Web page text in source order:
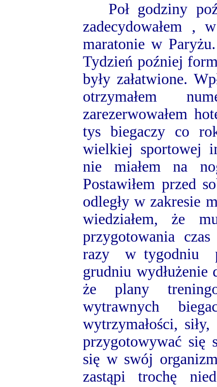
Poł godziny
zadecydowałem ,
maratonie w
Tydzień poźniej
były załatwione.
otrzymałem
zarezerwowałem
tys biegaczy co
wielkiej sportowej
nie miałem na
Postawiłem przed
odległy w
wiedziałem, że
przygotowania
razy w tygodniu
grudniu wydłużenie
że plany
wytrawnych
wytrzymałości,
przygotowywać się
się w swój
zastąpi trochę